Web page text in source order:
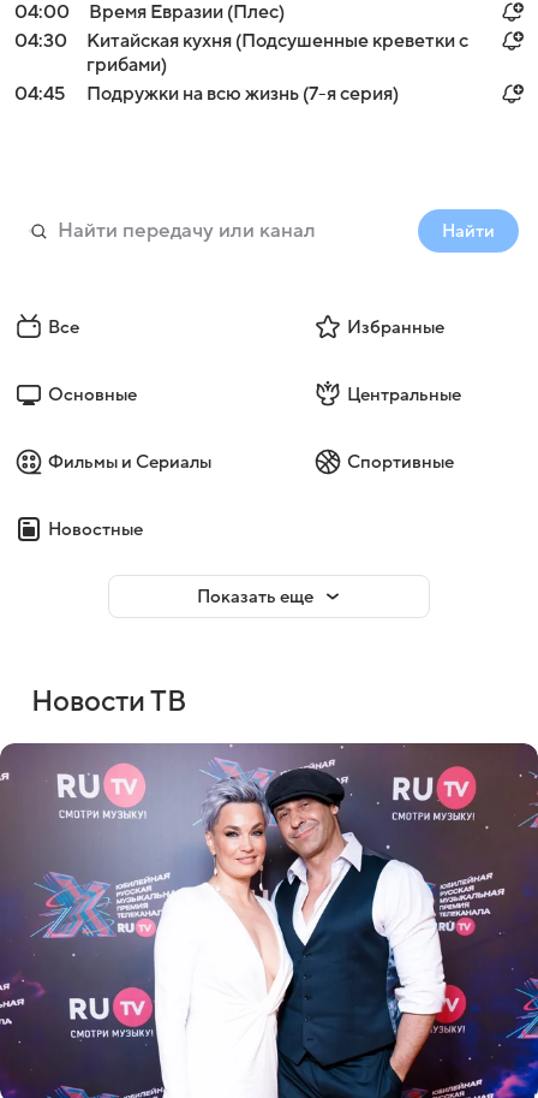
04:00
Время Евразии (Плес)
04:30
Китайская кухня (Подсушенные креветки с
грибами)
04:45
Подружки на всю жизнь (7-я серия)
Найти
Все Избранные
Основные Центральные
Фильмы и Сериалы Спортивные
Новостные
Показать еще
Новости ТВ